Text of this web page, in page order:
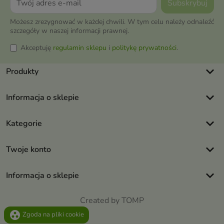
Możesz zrezygnować w każdej chwili. W tym celu należy odnaleźć
szczegóły w naszej informacji prawnej.
Akceptuję regulamin sklepu i politykę prywatności.
Produkty keyboard_arrow_down
Informacja o sklepie keyboard_arrow_down
Kategorie keyboard_arrow_down
Twoje konto keyboard_arrow_down
Informacja o sklepie keyboard_arrow_down
Created by TOMP
group_work Zgoda na pliki cookie